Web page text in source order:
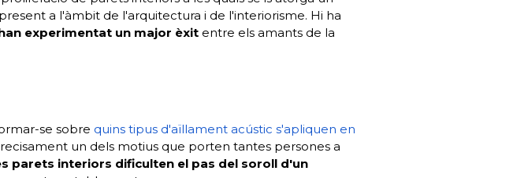
a l'àmbit de l'arquitectura i de l'interiorisme. Hi ha
experimentat un major èxit entre els amants de la
se sobre quins tipus d'aïllament acústic s'apliquen en
un dels motius que porten tantes persones a
parets interiors dificulten el pas del soroll d'un